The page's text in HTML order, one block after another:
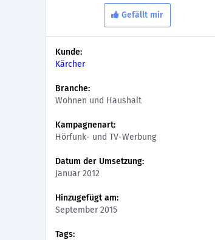
Gefällt mir
Kunde:
Kärcher
Branche:
Wohnen und Haushalt
Kampagnenart:
Hörfunk- und TV-Werbung
Datum der Umsetzung:
Januar 2012
Hinzugefügt am:
September 2015
Tags: